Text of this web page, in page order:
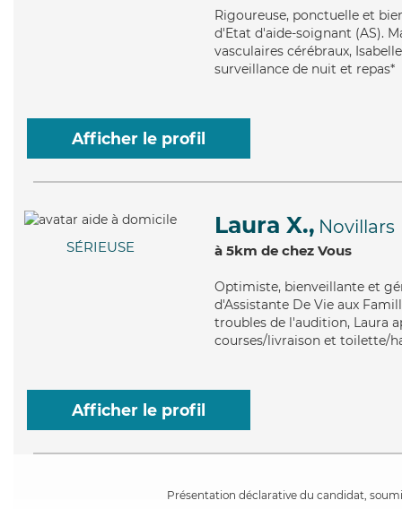
Rigoureuse, ponctuelle et
d'Etat d'aide-soignant (AS).
vasculaires cérébraux,
surveillance de nuit et repas*
Afficher le profil
SÉRIEUSE
Laura X., Novillars
à 5km de chez Vous
Optimiste, bienveillante et
d'Assistante De Vie aux
troubles de l'audition, Laura
courses/livraison et toilette/
Afficher le profil
Présentation déclarative du candidat,